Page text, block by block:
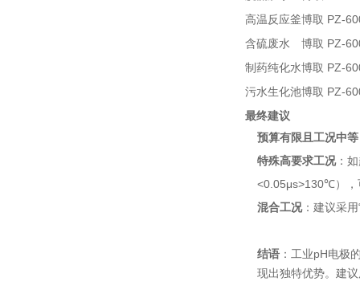
高温反应釜博取 PZ-
含硫废水
博取 PZ-
制药纯化水博取 PZ-
污水生化池博取 PZ-
最终建议
预算有限且工况中等
特殊高要求工况：
<0.05μs>130℃），
混合工况：建议采
结语 ：工业pH电极
现出独特优势。建